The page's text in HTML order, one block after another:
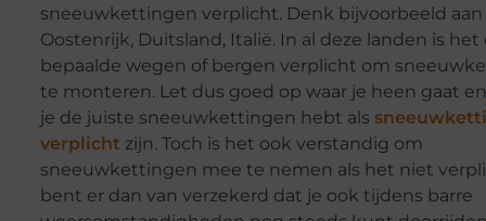
sneeuwkettingen verplicht. Denk bijvoorbeeld aan
Oostenrijk, Duitsland, Italië. In al deze landen is het
bepaalde wegen of bergen verplicht om
te monteren. Let dus goed op waar je heen gaat
je de juiste sneeuwkettingen hebt als
verplicht zijn. Toch is het ook verstandig om
sneeuwkettingen mee te nemen als het niet
bent er dan van verzekerd dat je ook tijdens barre